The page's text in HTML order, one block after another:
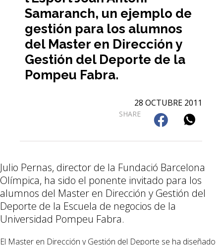
Samaranch, un ejemplo de
gestión para los alumnos
del Master en Dirección y
Gestión del Deporte de la
Pompeu Fabra.
28 OCTUBRE 2011
SHARE
Julio Pernas, director de la Fundació Barcelona
Olímpica, ha sido el ponente invitado para los
alumnos del Master en Dirección y Gestión del
Deporte de la Escuela de negocios de la
Universidad Pompeu Fabra.
El Master en Dirección y Gestión del Deporte se ha diseñado